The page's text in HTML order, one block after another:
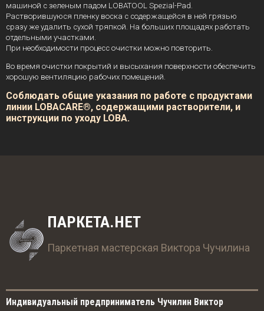
машиной с зеленым падом LOBATOOL Spezial-Pad.
Растворившуюся пленку воска с содержащейся в ней грязью
сразу же удалить сухой тряпкой. На больших площадях работать
отдельными участками.
При необходимости процесс очистки можно повторить.
Во время очистки покрытий и высыхания поверхности обеспечить
хорошую вентиляцию рабочих помещений.
Соблюдать общие указания по работе с продуктами
линии LOBACARE®, содержащими растворители, и
инструкции по уходу LOBA.
ПАРКЕТА.НЕТ
Паркетная мастерская Виктора Чучилина
Индивидуальный предприниматель Чучилин Виктор